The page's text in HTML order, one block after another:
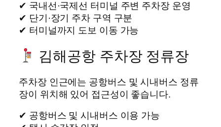
✔ 국내선·국제선 터미널 주변 주차장 운영
✔ 단기·장기 주차 구역 구분
✔ 터미널까지 도보 이동 가능
김해공항 주차장 정류장
주차장 인근에는 공항버스 및 시내버스 정류
장이 위치해 있어 접근성이 좋습니다.
✔ 공항버스 및 시내버스 이용 가능